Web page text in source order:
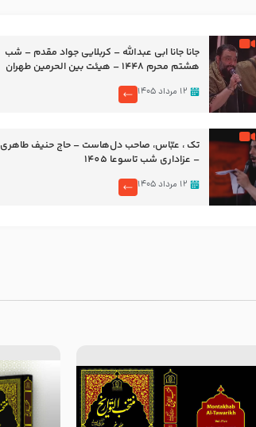
جانا جانا ابی عبدالله – کربلایی جواد مقدم – شب
هشتم محرم 1448 – هیئت بین الحرمین طهران
۱۲ مرداد ۱۴۰۵
تک ، عبّاس، صاحب دل‌هاست – حاج حنیف طاهری
– عزاداری شب تاسوعا 1405
۱۲ مرداد ۱۴۰۵